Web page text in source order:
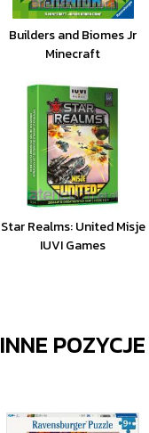
Builders and Biomes Jr
Minecraft
Star Realms: United Misje
IUVI Games
INNE